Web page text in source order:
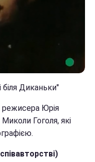
біля Диканьки"
режисера Юрія
Гоголя, які